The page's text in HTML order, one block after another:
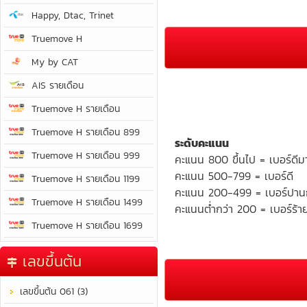
Happy, Dtac, Trinet
Truemove H
My by CAT
AIS รายเดือน
Truemove H รายเดือน
Truemove H รายเดือน 899
Truemove H รายเดือน 999
Truemove H รายเดือน 1199
Truemove H รายเดือน 1499
Truemove H รายเดือน 1699
เลขขึ้นต้น
เลขขึ้นต้น 061 (3)
ระดับคะแนน
คะแนน 800 ขึ้นไป = เบอร์ดี
คะแนน 500-799 = เบอร์ดี
คะแนน 200-499 = เบอร์ปา
คะแนนต่ำกว่า 200 = เบอร์ร้า